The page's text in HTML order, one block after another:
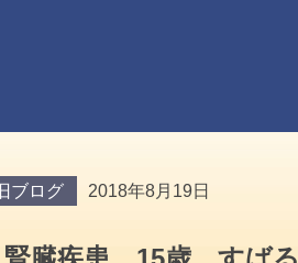
旧ブログ 2018年8月19日